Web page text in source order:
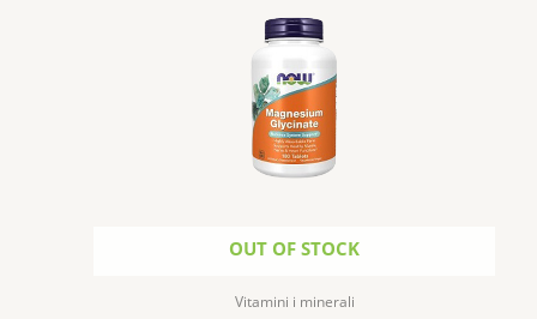
OUT OF STOCK
Vitamini i minerali